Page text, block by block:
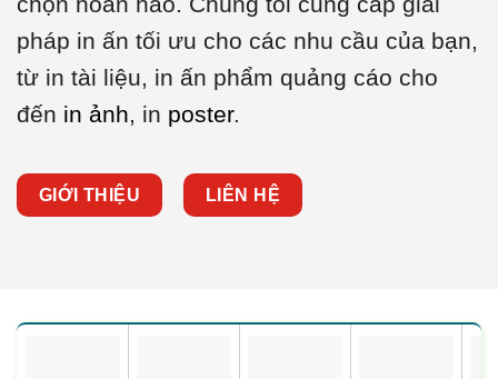
pháp in ấn tối ưu cho các nhu cầu của bạn,
từ in tài liệu, in ấn phẩm quảng cáo cho
đến in ảnh, in poster.
GIỚI THIỆU LIÊN HỆ